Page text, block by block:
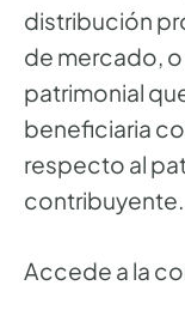
distribución
de mercado,
patrimonial
beneficiaria
respecto al
contribuyente.
Accede a la